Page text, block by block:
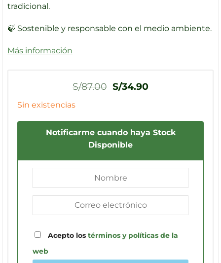
tradicional.
🍃 Sostenible y responsable con el medio ambiente.
Más información
S/87.00 El
S/87.00.
S/34.90El
S/34.90.
Sin existencias
Notificarme cuando haya Stock
Disponible
Acepto los términos y políticas de la
web